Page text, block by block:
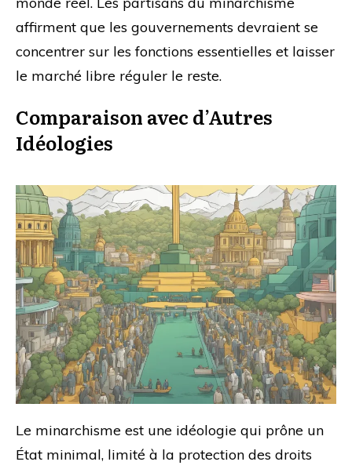
affirment que les gouvernements devraient se
concentrer sur les fonctions essentielles et laisser
le marché libre réguler le reste.
Comparaison avec d’Autres
Idéologies
Le minarchisme est une idéologie qui prône un
État minimal, limité à la protection des droits